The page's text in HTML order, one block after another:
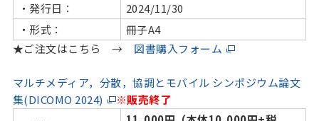
・発行日：
2024/11/30
・形式：
冊子A4
★ご注文はこちら → 図書購入フォーム
マルチメディア，分散，協調とモバイル シンポジウム論文
集(DICOMO 2024)
※販売終了